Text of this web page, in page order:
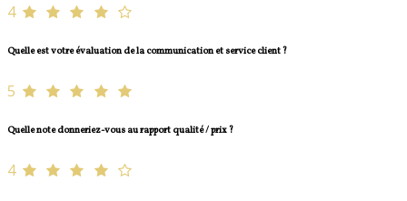
4
Quelle est votre évaluation de la communication et service client ?
5
Quelle note donneriez-vous au rapport qualité / prix ?
4